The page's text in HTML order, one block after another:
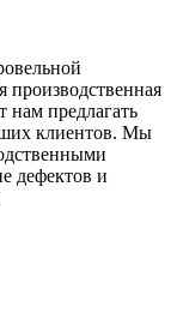
производственная
нам предлагать
клиентов. Мы
дефектов и